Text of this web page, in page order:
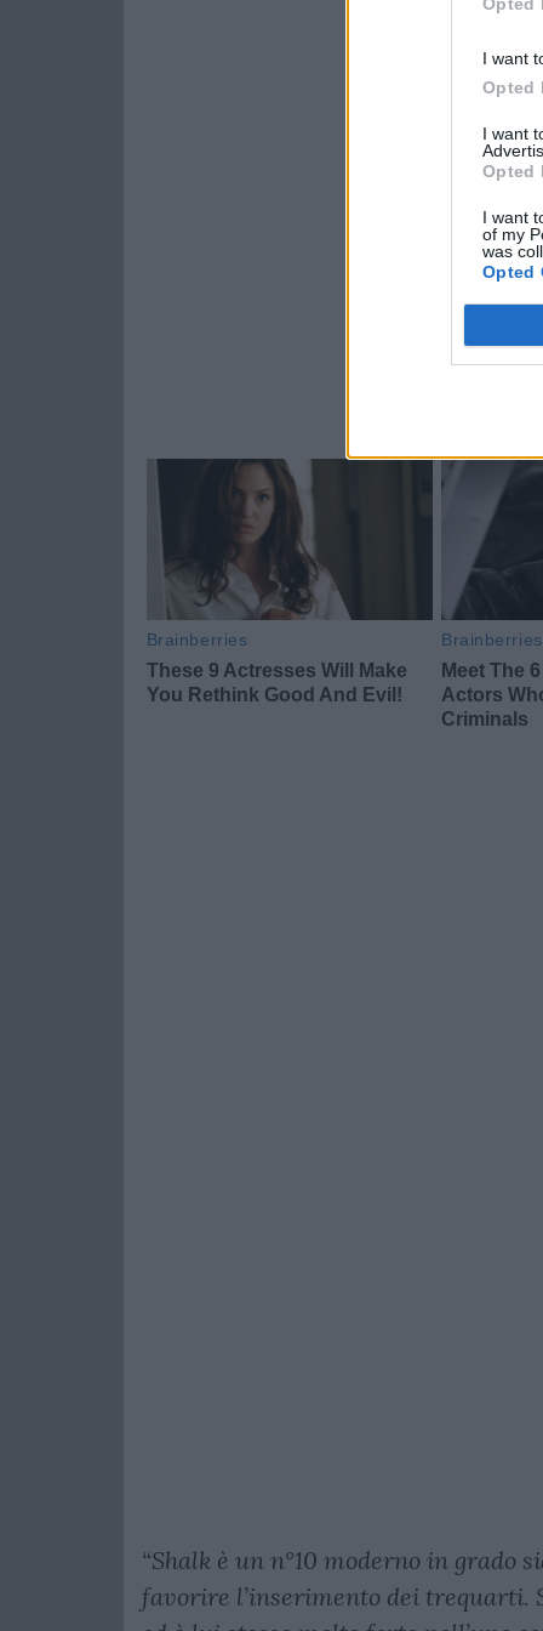
I want
Opted
I want
Opted
I want
of my
was
Opted
“Shalk è un n°10 moderno in grado
favorire l’inserimento dei